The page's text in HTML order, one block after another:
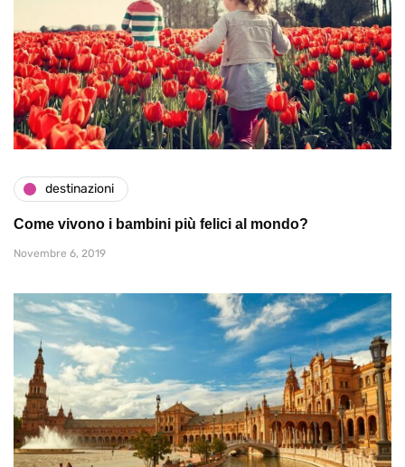
destinazioni
Come vivono i bambini più felici al mondo?
Novembre 6, 2019